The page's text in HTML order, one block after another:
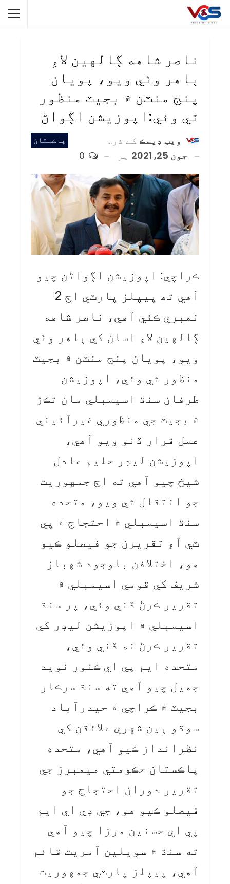
ناصر شاهه ڳالهين لاءِ
ٻاهر وٺي ويو، پويان
پنج منٽن ۾ بجيٽ منظور
ٿي وئي:اپوزيشن اڳواڻ
پاڪستان ويب ڊيسڪ کے ذریعہ
جون 25, 2021
پر
ڪراچي: اپوزيشن اڳواڻن چيو
آھي تھ پيپلز پارٽي اڄ 2
نمبري ڪئي آهي، ناصر شاهه
ڳالهين لاءِ اسان کي ٻاهر وٺي
ويو، پويان پنج منٽن ۾ بجيٽ
منظور ٿي وئي، اپوزيشن
طرفان سنڌ اسيمبلي مان تڪڙ
۾ بجيٽ جي منظوري غيرآئيني
عمل قرار ڏنو ويو آھي،
اپوزيشن ليڊر حليم عادل
شيخ چيو آهي ته اڄ جمهوريت
جو انتقال ٿي ويو، متحده
سنڌ اسيمبلي ۾ احتجاج ۽ پي
ٽي آءِ تقريرن جو فيصلو ڪيو
هو، اختلافن باوجود شهباز
شريف کي قومي اسيمبلي ۾
تقرير ڪرڻ ڏني وئي، پر سنڌ
اسيمبلي ۾ اپوزيشن ليڊر کي
تقرير ڪرڻ نه ڏني وئي،
متحده ايم پي اي ڪنور نويد
جميل چيو آهي ته سنڌ سرڪار
بجيٽ ۾ ڪراچي ۽ حيدرآباد
سوڌو ٻين شهري علائقن کي
نظرانداز ڪيو آهي، متحده
پاڪستان حڪومتي ميمبرز جي
تقرير دوران احتجاج جو
فيصلو ڪيو هو، جي ڊي اي ايم
پي اي حسنين مرزا چيو آهي
ته سنڌ ۾ سويلين آمريت قائم
آهي، پيپلز پارٽي جمهوريت